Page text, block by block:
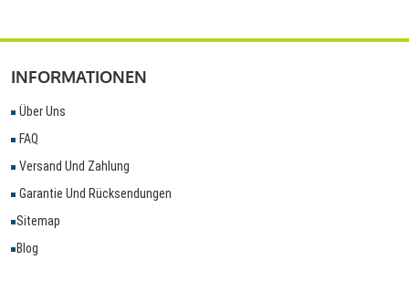
INFORMATIONEN
Über Uns
FAQ
Versand Und Zahlung
Garantie Und Rücksendungen
Sitemap
Blog